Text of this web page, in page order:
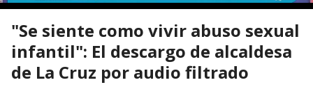
"Se siente como vivir abuso sexual
infantil": El descargo de alcaldesa
de La Cruz por audio filtrado